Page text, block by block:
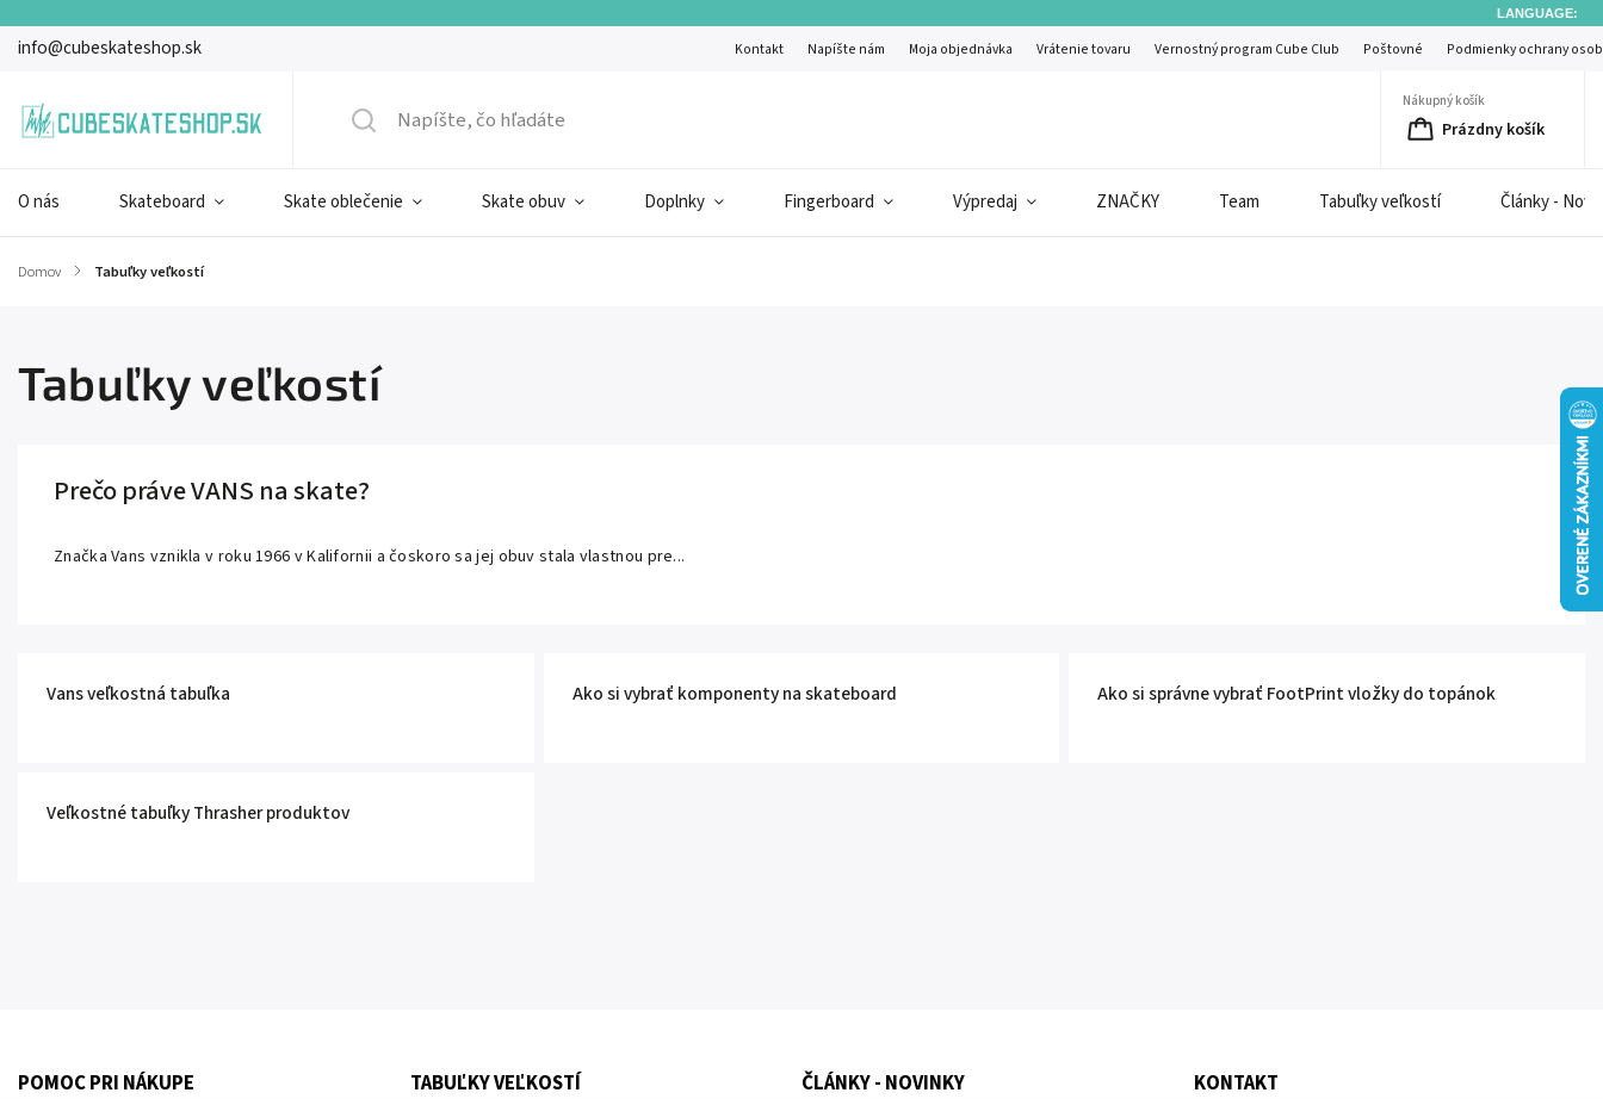
LANGUAGE:
info@cubeskateshop.sk Kontakt Napíšte nám Moja objednávka Vrátenie tovaru Vernostný program Cube Club Poštovné Podmienky ochrany
Nákupný košík
Prázdny košík
O nás Skateboard Skate oblečenie Skate obuv Doplnky Fingerboard Výpredaj ZNAČKY Team Tabuľky veľkostí Články -
Domov / Tabuľky veľkostí
Tabuľky veľkostí
Prečo práve VANS na skate?
Značka Vans vznikla v roku 1966 v Kalifornii a čoskoro sa jej obuv stala vlastnou pre...
Vans veľkostná tabuľka Ako si vybrať komponenty na skateboard Ako si správne vybrať FootPrint vložky do topánok
Veľkostné tabuľky Thrasher produktov
POMOC PRI NÁKUPE TABUĽKY VEĽKOSTÍ ČLÁNKY - NOVINKY KONTAKT